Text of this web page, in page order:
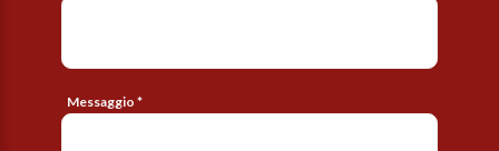
Messaggio *